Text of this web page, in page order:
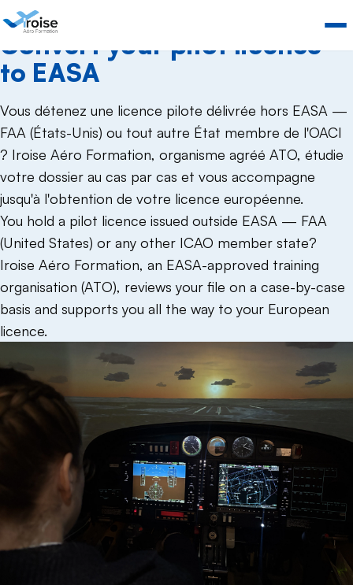
CONVERSION DE LICENCES
Convert your pilot licence
to EASA
Vous détenez une licence pilote délivrée hors EASA —
FAA (États-Unis) ou tout autre État membre de l'OACI
? Iroise Aéro Formation, organisme agréé ATO, étudie
votre dossier au cas par cas et vous accompagne
jusqu'à l'obtention de votre licence européenne.
You hold a pilot licence issued outside EASA — FAA
(United States) or any other ICAO member state?
Iroise Aéro Formation, an EASA-approved training
organisation (ATO), reviews your file on a case-by-case
basis and supports you all the way to your European
licence.